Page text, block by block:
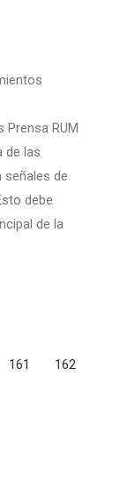
Prensa RUM
de las
señales de
debe
de la
161
162